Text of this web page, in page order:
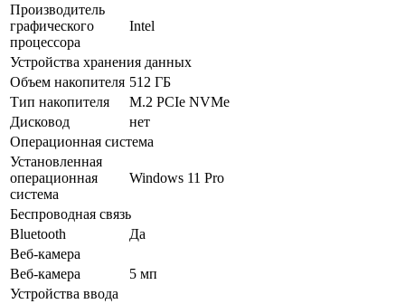
Производитель
графического
процессора
Intel
Устройства хранения данных
Объем накопителя 512 ГБ
Тип накопителя
M.2 PCIe NVMe
Дисковод
нет
Операционная система
Установленная
операционная
система
Windows 11 Pro
Беспроводная связь
Bluetooth
Да
Веб-камера
Веб-камера
5 мп
Устройства ввода